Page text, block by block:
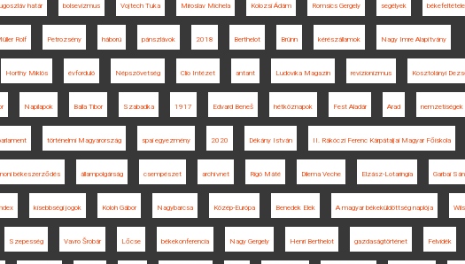
határ bolsevizmus Vojtech Tuka Miroslav Michela Kolozsi Ádám Romsics Gergely segélyek
Rolf Petrozsény háború pánszlávok 2018 Berthelot Brünn kérészállamok Nagy Imre Alapítvány
Horthy Miklós évforduló Népszövetség Clio Intézet antant Ludovika Magazin revizionizmus Kosztolányi
Napilapok Balla Tibor Szabadka 1917 Edvard Beneš hétköznapok Fest Aladár Arad nemzetiségek
történelmi Magyarország spai egyezmény 2020 Dékány István II. Rákóczi Ferenc Kárpátaljai Magyar Főiskola
békeszerződés állampolgárság csempészet archívnet Rigó Máté Dilema Veche Elzász-Lotaringia Garbai
kisebbségi jogok Koloh Gábor Nagybarcsa Közép-Európa Benedek Elek A magyar békeküldöttség naplója
Szepesség Vavro Šrobár Lőcse békekonferencia Nagy Gergely Henri Berthelot gazdaságtörténet Felvidék